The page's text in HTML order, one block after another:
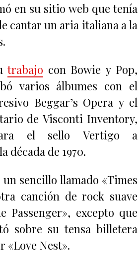
en su sitio web que tenía
cantar un aria italiana a la
trabajo con Bowie y Pop,
varios álbumes con el
Beggar’s Opera y el
de Visconti Inventory,
el sello Vertigo a
década de 1970.
un sencillo llamado «Times
canción de rock suave
Passenger», excepto que
sobre su tensa billetera
«Love Nest».